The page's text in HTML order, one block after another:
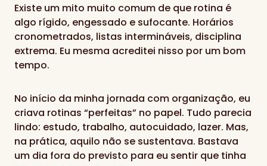
Existe um mito muito comum de que rotina é
algo rígido, engessado e sufocante. Horários
cronometrados, listas intermináveis, disciplina
extrema. Eu mesma acreditei nisso por um bom
tempo.
No início da minha jornada com organização, eu
criava rotinas “perfeitas” no papel. Tudo parecia
lindo: estudo, trabalho, autocuidado, lazer. Mas,
na prática, aquilo não se sustentava. Bastava
um dia fora do previsto para eu sentir que tinha